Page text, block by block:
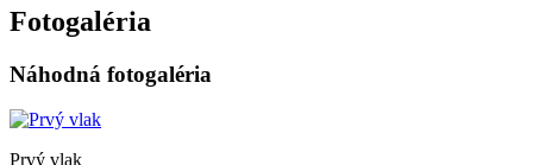
Fotogaléria
Náhodná fotogaléria
Prvý vlak